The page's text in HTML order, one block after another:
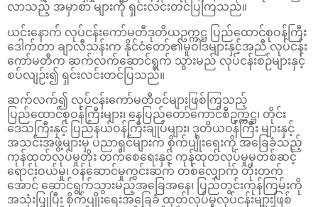
လာသည့် အမှာစာ များကို ရှင်းလင်းတင်ပြကြသည်။
ယင်းနောက် လုပ်ငန်းကော်မတီဒုတိယဥက္ကဋ္ဌ ပြည်ထောင်စုဝန်ကြီး
ဒေါက်တာ ချာလီသန်းက နိုင်ငံတော်၏မူဝါဒများနှင့်အညီ လုပ်ငန်း
ကော်မတီက ဆက်လက်ဆောင်ရွက် သွားမည် လုပ်ငန်းစဉ်များနှင့်
စပ်လျဉ်း၍ ရှင်းလင်းတင်ပြသည်။
ဆက်လက်၍ လုပ်ငန်းကော်မတီဝင်များဖြစ်ကြသည့်
ပြည်ထောင်စုဝန်ကြီးများ၊ နေပြည်တော်ကောင်စီဥက္ကဋ္ဌ၊ တိုင်း
ဒေသကြီးနှင့် ပြည်နယ်ဝန်ကြီးချုပ်များ၊ ဒုတိယဝန်ကြီး များနှင့်
အသင်းအဖွဲ့များမှ ပညာရှင်များက စိုက်ပျိုးရေးကို အခြေခံသည့်
ကုန်ထုတ်လုပ်မှုတိုး တက်စေရေးနှင့် ကုန်ထုတ်လုပ်မှုမှတစ်ဆင့်
ရောင်းဝယ်မှု၊ ဝန်ဆောင်မှုကွင်းဆက် တစ်လျှောက် တိုးတက်
အောင် ဆောင်ရွက်သွားမည့်အခြေအနေ၊ ပြည်တွင်းကုန်ကြမ်းကို
အသုံးပြုပြီး စိုက်ပျိုးရေးအခြေခံ ထုတ်လုပ်မှုလုပ်ငန်းများဖြစ်